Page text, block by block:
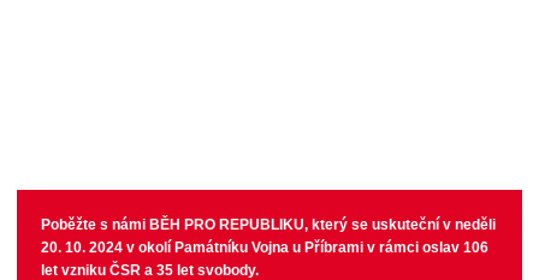
Poběžte s námi BĚH PRO REPUBLIKU, který se uskuteční v neděli
20. 10. 2024 v okolí Památníku Vojna u Příbrami v rámci oslav 106
let vzniku ČSR a 35 let svobody.